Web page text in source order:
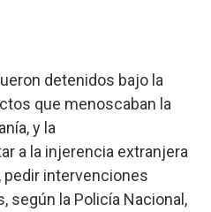
detenidos bajo la
que menoscaban la
y la
a la injerencia extranjera
intervenciones
según la Policía Nacional,